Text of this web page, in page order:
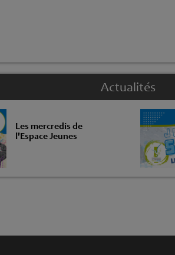
Actualités
Les mercredis de
l'Espace Jeunes